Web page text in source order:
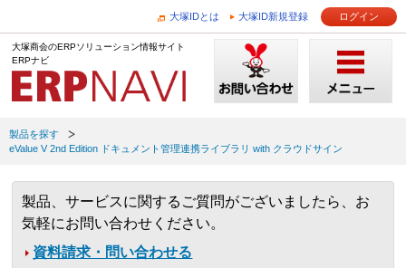
大塚IDとは 大塚ID新規登録 ログイン
大塚商会のERPソリューション情報サイト
ERPナビ
製品を探す
eValue V 2nd Edition ドキュメント管理連携ライブラリ with クラウドサイン
製品、サービスに関するご質問がございましたら、お
気軽にお問い合わせください。
資料請求・問い合わせる